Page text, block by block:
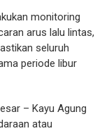
monitoring
arus lalu lintas,
seluruh
periode libur
– Kayu Agung
atau